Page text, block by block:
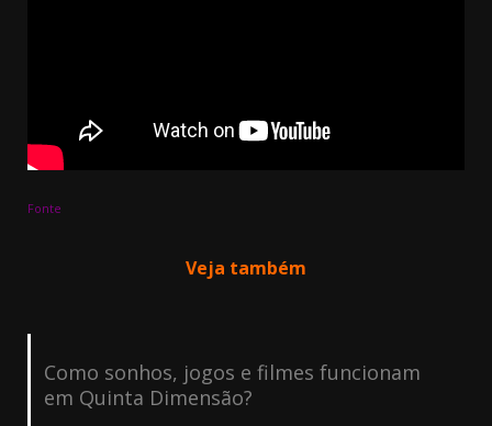
Fonte
Veja também
Como sonhos, jogos e filmes funcionam
em Quinta Dimensão?